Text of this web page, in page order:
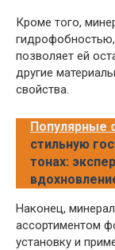
Кроме того,
гидрофобностью,
позволяет ей
другие
свойства.
Популярные
стильную
тонах:
Наконец,
ассортиментом
установку и